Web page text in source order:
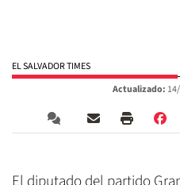
EL SALVADOR TIMES
Actualizado: